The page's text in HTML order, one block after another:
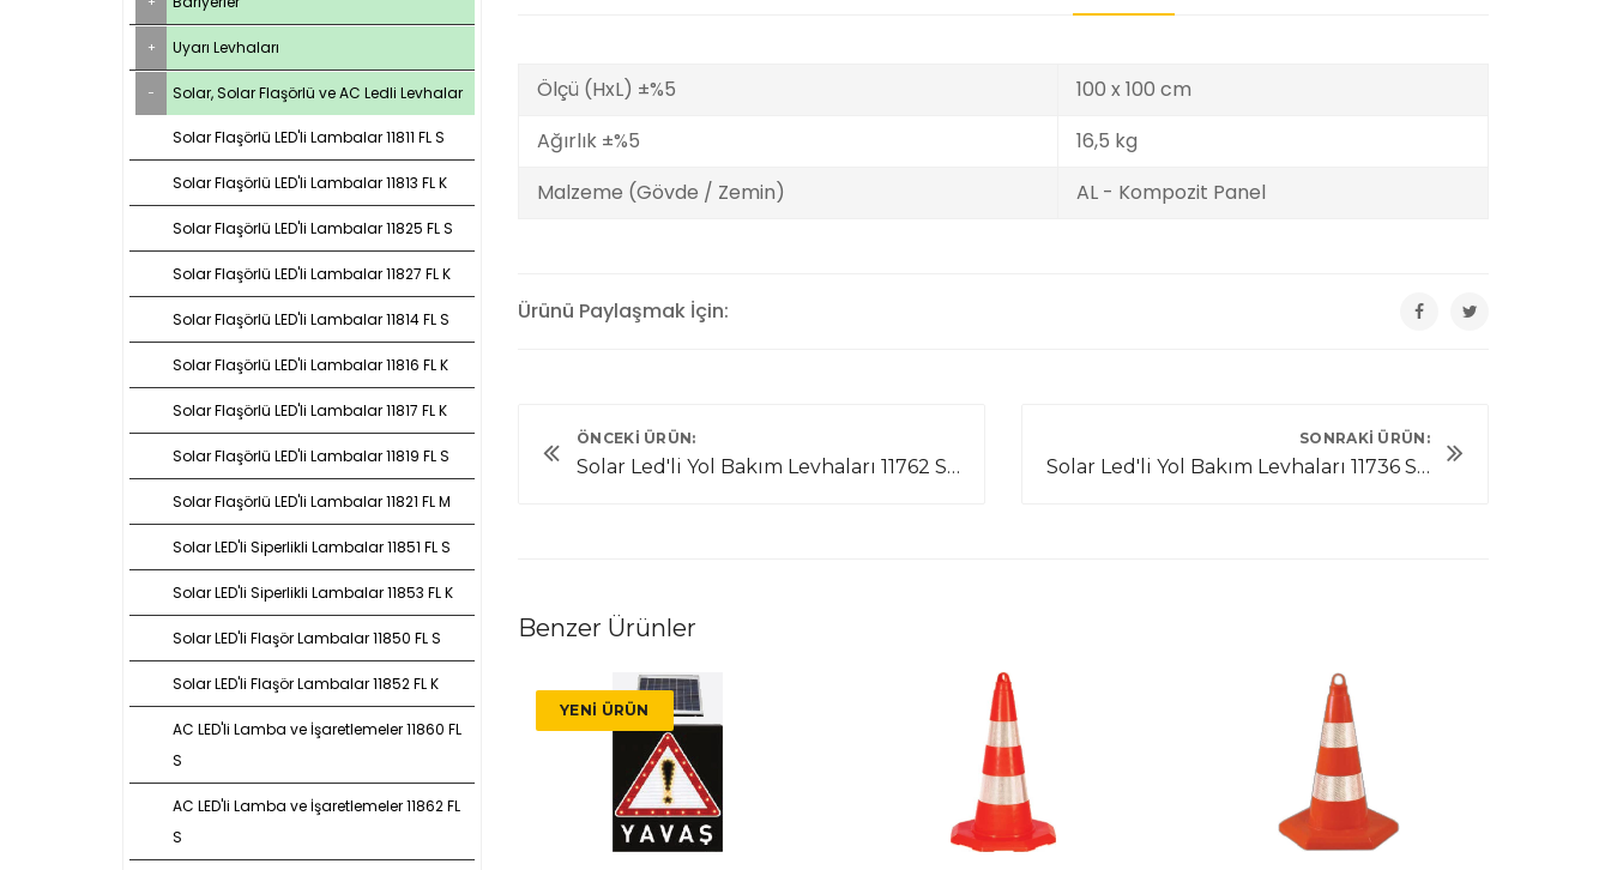
Ölçü (HxL) ±%5
100 x 100 cm
Ağırlık ±%5
16,5 kg
Malzeme (Gövde / Zemin)
AL - Kompozit Panel
Ürünü Paylaşmak İçin:
ÖNCEKI ÜRÜN:
Solar Led'li Yol Bakım Levhaları 11762 S-LD
SONRAKI ÜRÜN:
Solar Led'li Yol Bakım Levhaları 11736 S-LD
Benzer Ürünler
YENI ÜRÜN
Uyarı Levhaları
Solar, Solar Flaşörlü ve AC Ledli Levhalar
Solar Flaşörlü LED'li Lambalar 11811 FL S
Solar Flaşörlü LED'li Lambalar 11813 FL K
Solar Flaşörlü LED'li Lambalar 11825 FL S
Solar Flaşörlü LED'li Lambalar 11827 FL K
Solar Flaşörlü LED'li Lambalar 11814 FL S
Solar Flaşörlü LED'li Lambalar 11816 FL K
Solar Flaşörlü LED'li Lambalar 11817 FL K
Solar Flaşörlü LED'li Lambalar 11819 FL S
Solar Flaşörlü LED'li Lambalar 11821 FL M
Solar LED'li Siperlikli Lambalar 11851 FL S
Solar LED'li Siperlikli Lambalar 11853 FL K
Solar LED'li Flaşör Lambalar 11850 FL S
Solar LED'li Flaşör Lambalar 11852 FL K
AC LED'li Lamba ve İşaretlemeler 11860 FL
S
AC LED'li Lamba ve İşaretlemeler 11862 FL
S